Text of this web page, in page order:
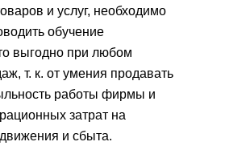
и услуг, необходимо
обучение
выгодно при любом
т. к. от умения продавать
работы фирмы и
затрат на
и сбыта.